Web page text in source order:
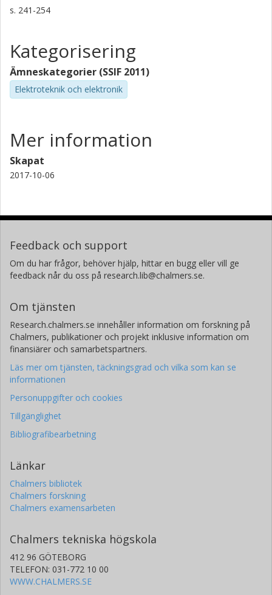
s. 241-254
Kategorisering
Ämneskategorier (SSIF 2011)
Elektroteknik och elektronik
Mer information
Skapat
2017-10-06
Feedback och support
Om du har frågor, behöver hjälp, hittar en bugg eller vill ge
feedback når du oss på research.lib@chalmers.se.
Om tjänsten
Research.chalmers.se innehåller information om forskning på
Chalmers, publikationer och projekt inklusive information om
finansiärer och samarbetspartners.
Läs mer om tjänsten, täckningsgrad och vilka som kan se
informationen
Personuppgifter och cookies
Tillgänglighet
Bibliografibearbetning
Länkar
Chalmers bibliotek
Chalmers forskning
Chalmers examensarbeten
Chalmers tekniska högskola
412 96 GÖTEBORG
TELEFON: 031-772 10 00
WWW.CHALMERS.SE